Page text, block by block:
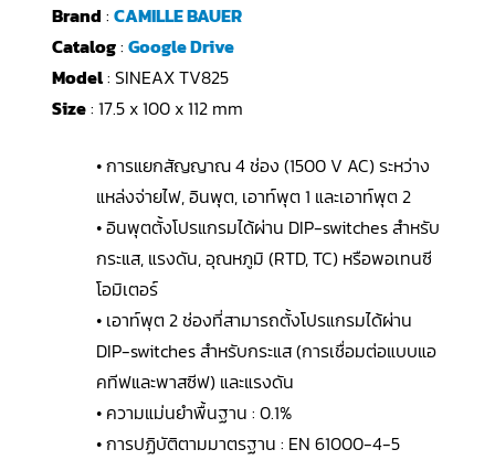
Brand : CAMILLE BAUER
Catalog: Google Drive
Model: SINEAX TV825
Size: 17.5 x 100 x 112 mm
• การแยกสัญญาณ 4 ช่อง (1500 V AC) ระหว่าง
แหล่งจ่ายไฟ, อินพุต, เอาท์พุต 1 และเอาท์พุต 2
• อินพุตตั้งโปรแกรมได้ผ่าน DIP-switches สำหรับ
กระแส, แรงดัน, อุณหภูมิ (RTD, TC) หรือพอเทนซี
โอมิเตอร์
• เอาท์พุต 2 ช่องที่สามารถตั้งโปรแกรมได้ผ่าน
DIP-switches สำหรับกระแส (การเชื่อมต่อแบบแอ
คทีฟและพาสซีฟ) และแรงดัน
• ความแม่นยำพื้นฐาน : 0.1%
• การปฏิบัติตามมาตรฐาน : EN 61000-4-5